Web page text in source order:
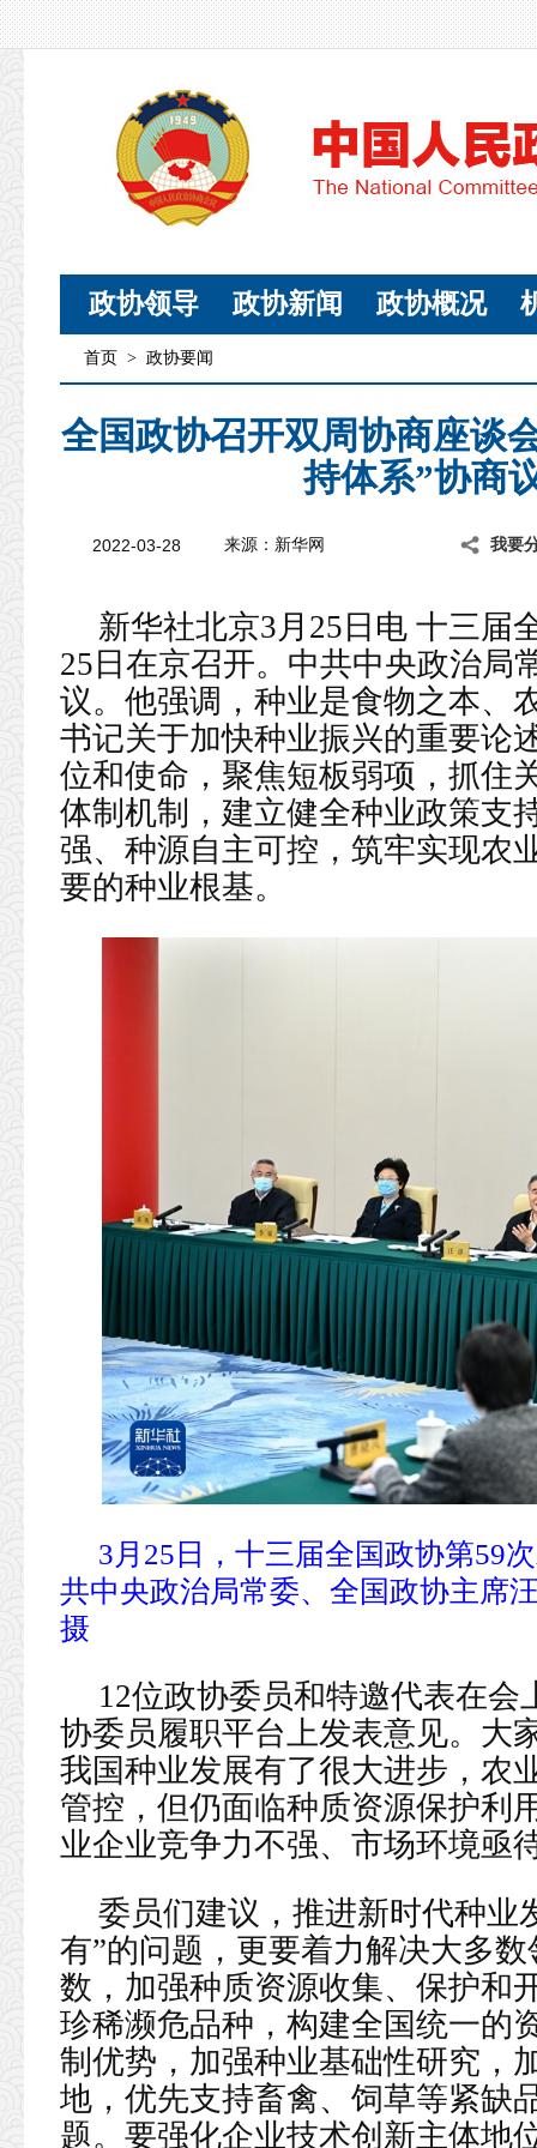
政协领导 政协新闻 政协概况
首页 > 政协要闻
全国政协召开双周协商座谈
持体系”协商
2022-03-28 来源：新华网 我要
新华社北京3月25日电 十三届
25日在京召开。中共中央政治局
议。他强调，种业是食物之本、
书记关于加快种业振兴的重要论
位和使命，聚焦短板弱项，抓住
体制机制，建立健全种业政策支
强、种源自主可控，筑牢实现农
要的种业根基。
3月25日，十三届全国政协第59
共中央政治局常委、全国政协主席
摄
12位政协委员和特邀代表在
协委员履职平台上发表意见。大
我国种业发展有了很大进步，农
管控，但仍面临种质资源保护利
业企业竞争力不强、市场环境亟
委员们建议，推进新时代种业
有”的问题，更要着力解决大多
数，加强种质资源收集、保护和
珍稀濒危品种，构建全国统一的
制优势，加强种业基础性研究，
地，优先支持畜禽、饲草等紧缺
题。要强化企业技术创新主体地